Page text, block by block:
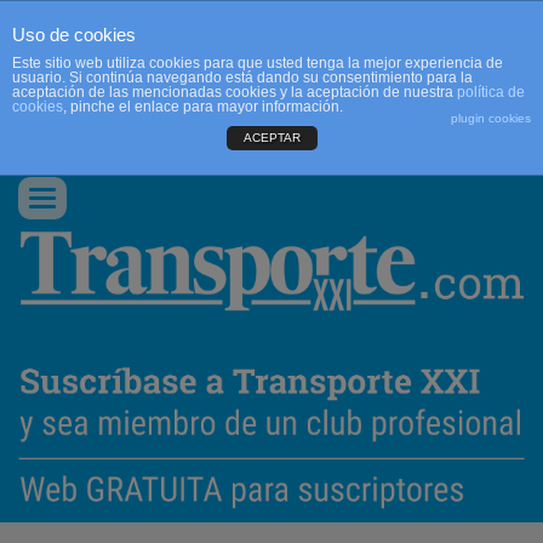
CONTACTO
Conmutar
navegación
Uso de cookies
Este sitio web utiliza cookies para que usted tenga la mejor experiencia de
usuario. Si continúa navegando está dando su consentimiento para la
aceptación de las mencionadas cookies y la aceptación de nuestra política de
cookies, pinche el enlace para mayor información.
plugin cookies
ACEPTAR